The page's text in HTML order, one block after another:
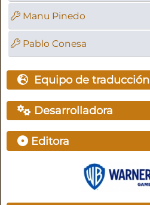
Manu Pinedo
Pablo Conesa
Equipo de traducción
Desarrolladora
Editora